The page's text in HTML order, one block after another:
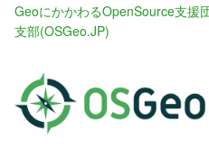
GeoにかかわるOpenSource支援
支部(OSGeo.JP)